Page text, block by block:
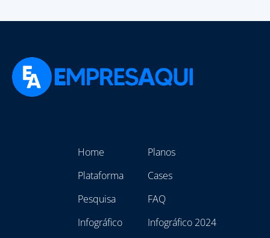
Home
Plataforma
Pesquisa
Infográfico
Planos
Cases
FAQ
Infográfico 2024